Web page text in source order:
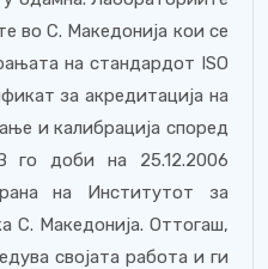
во С. Македонија кои се
на стандардот ISO
за акредитација на
и калибрација според
го доби на 25.12.2006
на Институтот за
С. Македонија. Оттогаш,
својата работа и ги